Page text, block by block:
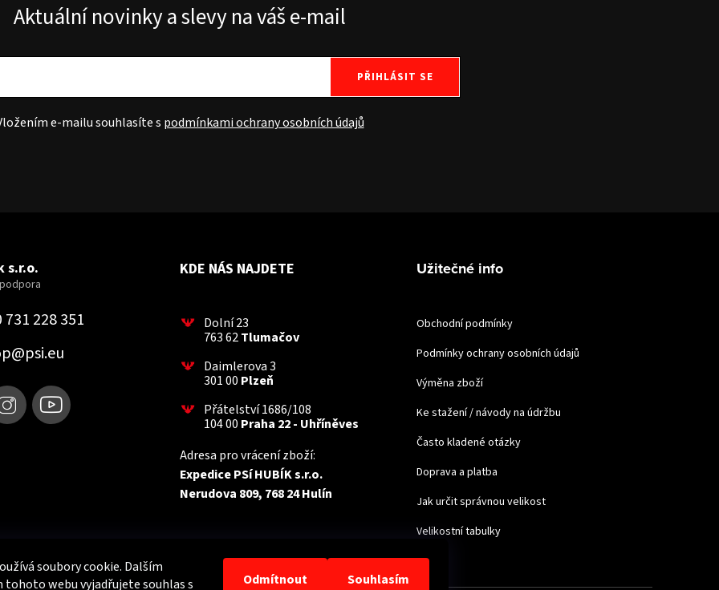
soubory cookie. Dalším
tohoto webu vyjadřujete souhlas s
Odmítnout Souhlasím
Aktuální novinky a slevy na váš e-mail
e-mailu souhlasíte s podmínkami ochrany osobních údajů
PŘIHLÁSIT SE
s.r.o.
731 228 351
@psi.eu
KDE NÁS NAJDETE
Dolní 23
763 62Tlumačov
Daimlerova 3
301 00 Plzeň
Přátelství 1686/108
104 00 Praha 22 - Uhříněves
Adresa pro vrácení zboží:
Expedice PSí HUBÍK s.r.o.
Nerudova 809, 768 24 Hulín
Užitečné info
Obchodní podmínky
Podmínky ochrany osobních údajů
Výměna zboží
Ke stažení / návody na údržbu
Často kladené otázky
Doprava a platba
Jak určit správnou velikost
Velikostní tabulky